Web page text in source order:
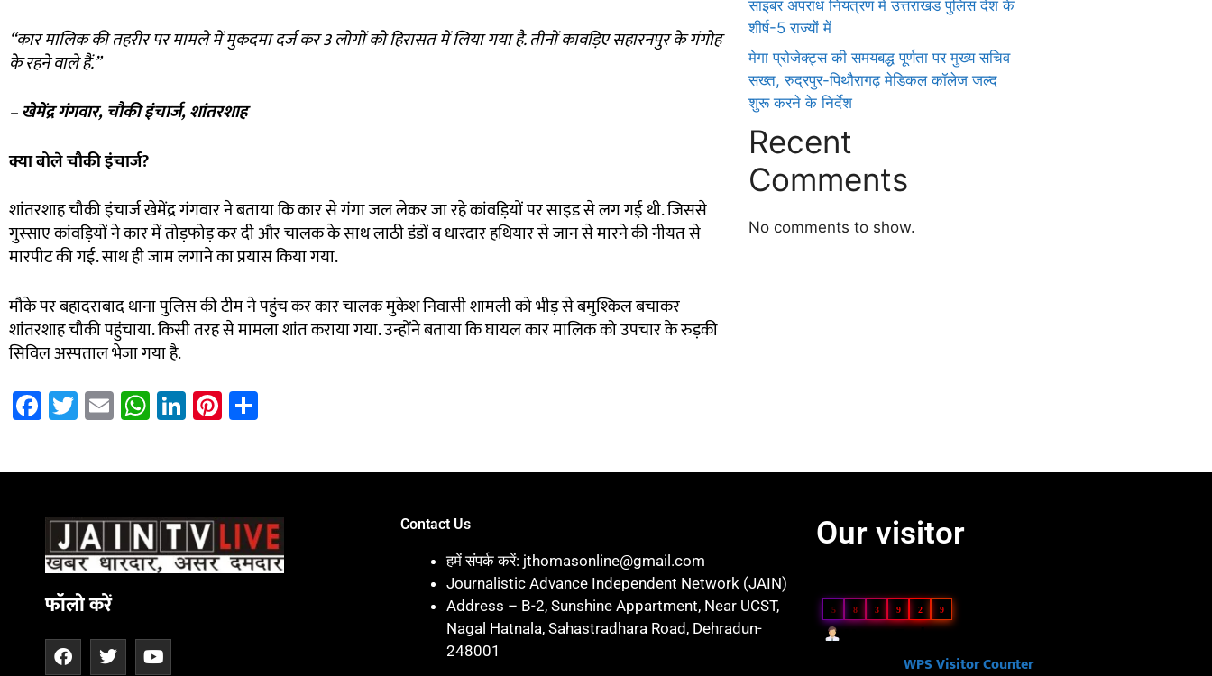
“कार मालिक की तहरीर पर मामले में मुकदमा दर्ज कर3लोगों को हिरासत में लिया गया है. तीनों कावड़िए सहारनपुर के गंगोह
के रहने वाले हैं.”
–खेमेंद्र गंगवार,चौकी इंचार्ज,शांतरशाह
क्या बोले चौकी इंचार्ज?
शांतरशाह चौकी इंचार्ज खेमेंद्र गंगवार ने बताया कि कार से गंगा जल लेकर जा रहे कांवड़ियों पर साइड से लग गई थी. जिससे
गुस्साए कांवड़ियों ने कार में तोड़फोड़ कर दी और चालक के साथ लाठी डंडों व धारदार हथियार से जान से मारने की नीयत से
मारपीट की गई. साथ ही जाम लगाने का प्रयास किया गया.
मौके पर बहादराबाद थाना पुलिस की टीम ने पहुंच कर कार चालक मुकेश निवासी शामली को भीड़ से बमुश्किल बचाकर
शांतरशाह चौकी पहुंचाया. किसी तरह से मामला शांत कराया गया. उन्होंने बताया कि घायल कार मालिक को उपचार के रुड़की
सिविल अस्पताल भेजा गया है.
Fa
ce
b
ok
T
wi
tt
E
m
ail
W
h
at
p
p
Li
nk
e
n
Pi
nt
er
t
ar
साइबर अपराध नियंत्रण में उत्तराखंड पुलिस देश के
शीर्ष-5 राज्यों में
मेगा प्रोजेक्ट्स की समयबद्ध पूर्णता पर मुख्य सचिव
सख्त, रुद्रपुर-पिथौरागढ़ मेडिकल कॉलेज जल्द
शुरू करने के निर्देश
Recent
Comments
No comments to show.
फॉलो करें
Contact Us
हमें संपर्क करें: jthomasonline@gmail.com
Journalistic Advance Independent Network (JAIN)
Address – B-2, Sunshine Appartment, Near UCST,
Nagal Hatnala, Sahastradhara Road, Dehradun-
248001
Our visitor
5 8 3 9 2 9
Users Today : 82
WPS Visitor Counter